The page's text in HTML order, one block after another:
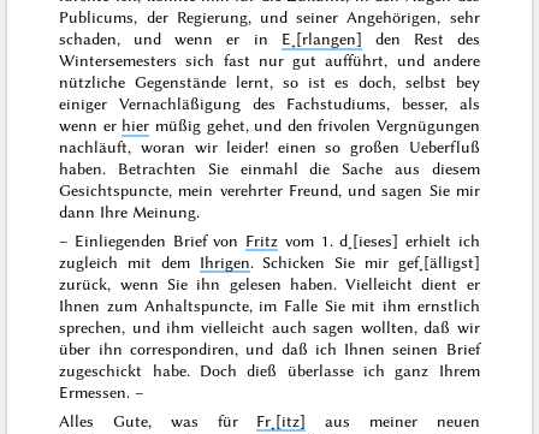
Publicums, der Regierung, und seiner Angehörigen, sehr
schaden, und wenn er in E˖[rlangen] den Rest des
Wintersemesters sich fast nur gut aufführt, und andere
nützliche Gegenstände lernt, so ist es doch, selbst bey
einiger Vernachläßigung des Fachstudiums, besser, als
wenn er hier müßig gehet, und den frivolen Vergnügungen
nachläuft, woran wir leider! einen so großen Ueberfluß
haben. Betrachten Sie einmahl die Sache aus diesem
Gesichtspuncte, mein verehrter Freund, und sagen Sie mir
dann Ihre Meinung.
– Einliegenden Brief von Fritz vom 1. d˖[ieses] erhielt ich
zugleich mit dem Ihrigen. Schicken Sie mir gef˖[älligst]
zurück, wenn Sie ihn gelesen haben. Vielleicht dient er
Ihnen zum Anhaltspuncte, im Falle Sie mit ihm ernstlich
sprechen, und ihm vielleicht auch sagen wollten, daß wir
über ihn correspondiren, und daß ich Ihnen seinen Brief
zugeschickt habe. Doch dieß überlasse ich ganz Ihrem
Ermessen. –
Alles Gute, was für Fr˖[itz] aus meiner neuen